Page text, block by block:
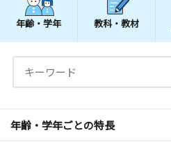
年齢・学年 教科・教材
年齢・学年ごとの特長